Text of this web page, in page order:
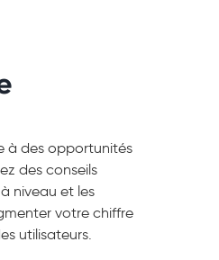
à des opportunités
des conseils
niveau et les
votre chiffre
utilisateurs.